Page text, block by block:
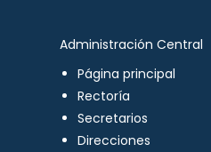
Administración Central
Página principal
Rectoría
Secretarios
Direcciones